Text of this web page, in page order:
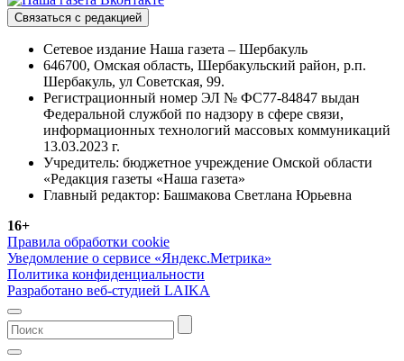
Связаться с редакцией
Сетевое издание Наша газета – Шербакуль
646700, Омская область, Шербакульский район, р.п.
Шербакуль, ул Советская, 99.
Регистрационный номер ЭЛ № ФС77-84847 выдан
Федеральной службой по надзору в сфере связи,
информационных технологий массовых коммуникаций
13.03.2023 г.
Учредитель: бюджетное учреждение Омской области
«Редакция газеты «Наша газета»
Главный редактор: Башмакова Светлана Юрьевна
16+
Правила обработки cookie
Уведомление о сервисе «Яндекс.Метрика»
Политика конфиденциальности
Разработано веб-студией LAIKA